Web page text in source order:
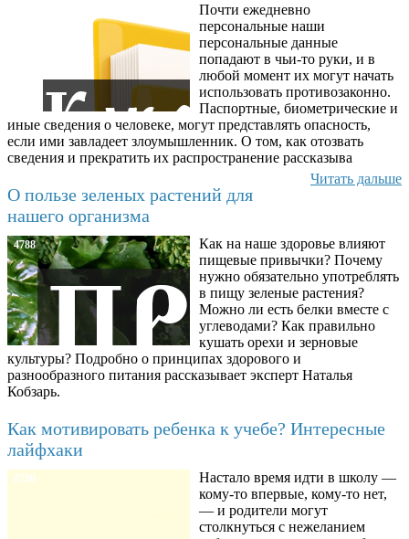
Почти ежедневно
персональные наши
персональные данные
попадают в чьи-то руки, и в
любой момент их могут начать
использовать противозаконно.
Паспортные, биометрические и
иные сведения о человеке, могут представлять опасность,
если ими завладеет злоумышленник. О том, как отозвать
сведения и прекратить их распространение рассказыва
Читать дальше
О пользе зеленых растений для
нашего организма
4788
Как на наше здоровье влияют
пищевые привычки? Почему
нужно обязательно употреблять
в пищу зеленые растения?
Можно ли есть белки вместе с
углеводами? Как правильно
кушать орехи и зерновые
культуры? Подробно о принципах здорового и
разнообразного питания рассказывает эксперт Наталья
Кобзарь.
Как мотивировать ребенка к учебе? Интересные
лайфхаки
8780
Настало время идти в школу —
кому-то впервые, кому-то нет,
— и родители могут
столкнуться с нежеланием